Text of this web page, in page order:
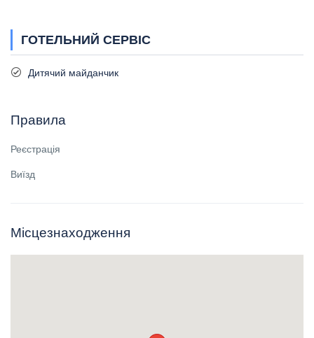
ГОТЕЛЬНИЙ СЕРВІС
Дитячий майданчик
Правила
Реєстрація
Виїзд
Місцезнаходження